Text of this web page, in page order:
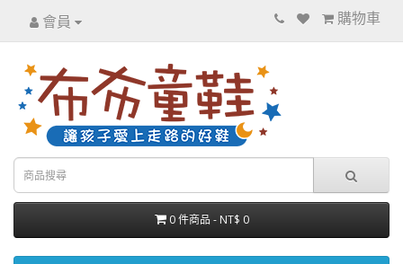
會員 購物車
0 件商品 - NT$ 0